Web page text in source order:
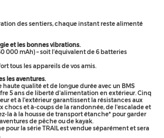
des sentiers, chaque instant reste alimenté
et les bonnes vibrations.
000 mAh) – soit l’équivalent de 6 batteries
tous les appareils de vos amis.
les aventures.
qualité et de longue durée avec un BMS
5 ans de liberté d'alimentation en extérieur. Cinq
et à l'extérieur garantissent la résistances aux
chocs et à-coups de la randonnée, de l'escalade et
la à la housse de transport étanche* pour garder
de pêche ou de kayak.
pour la série TRAIL est vendue séparément et sera